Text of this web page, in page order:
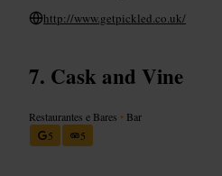
http://www.getpickled.co.uk/
Cask and Vine
Restaurantes e Bares • Bar
5
5